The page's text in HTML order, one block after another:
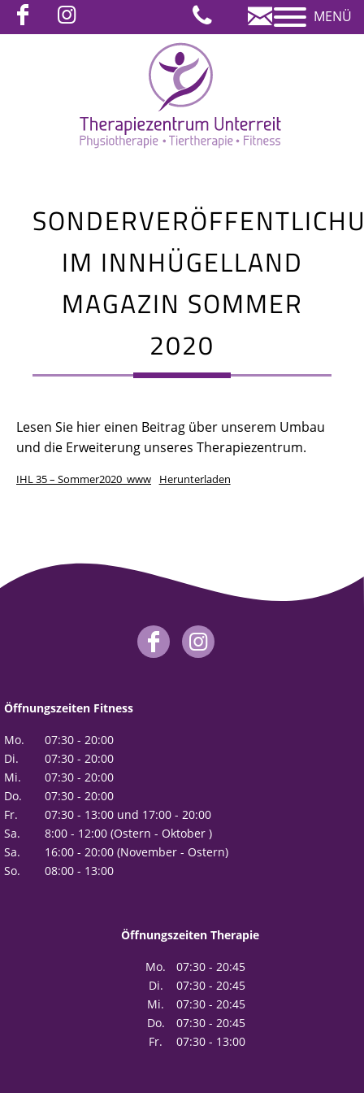
MENÜ
IM INNHÜGELLAND
MAGAZIN SOMMER
2020
Lesen Sie hier einen Beitrag über unserem Umbau
und die Erweiterung unseres Therapiezentrum.
IHL 35 – Sommer2020_www Herunterladen
Öffnungszeiten Fitness
Mo.
07:30 - 20:00
Di.
07:30 - 20:00
Mi.
07:30 - 20:00
Do.
07:30 - 20:00
Fr.
07:30 - 13:00 und 17:00 - 20:00
Sa.
8:00 - 12:00 (Ostern - Oktober )
Sa.
16:00 - 20:00 (November - Ostern)
So.
08:00 - 13:00
Öffnungszeiten Therapie
Mo.
07:30 - 20:45
Di.
07:30 - 20:45
Mi.
07:30 - 20:45
Do.
07:30 - 20:45
Fr.
07:30 - 13:00